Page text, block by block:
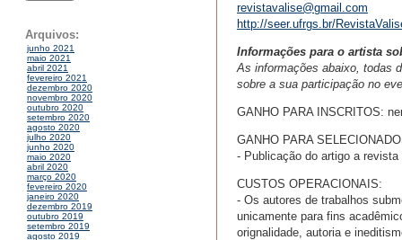
Arquivos:
junho 2021
maio 2021
abril 2021
fevereiro 2021
dezembro 2020
novembro 2020
outubro 2020
setembro 2020
agosto 2020
julho 2020
junho 2020
maio 2020
abril 2020
março 2020
fevereiro 2020
janeiro 2020
dezembro 2019
outubro 2019
setembro 2019
agosto 2019
revistavalise@gmail.com
http://seer.ufrgs.br/
Informações para o artista
As informações abaixo, todas
sobre a sua participação no
GANHO PARA INSCRITOS:
GANHO PARA
- Publicação do artigo a revista
CUSTOS OPERACIONAIS:
- Os autores de trabalhos
unicamente para fins
orignalidade, autoria e